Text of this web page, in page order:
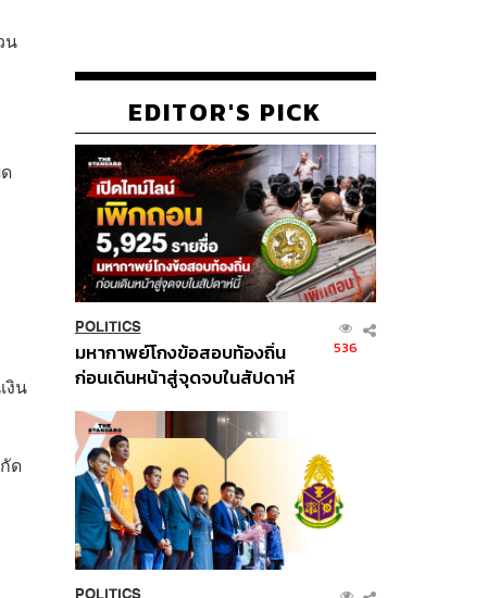
น
งิน
ด
EDITOR'S PICK
POLITICS
มหากาพย์โกงข้อสอบท้องถิ่น
ก่อนเดินหน้าสู่จุดจบในสัปดาห์
536
POLITICS